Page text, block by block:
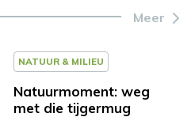
Meer
NATUUR & MILIEU
Natuurmoment: weg
met die tijgermug